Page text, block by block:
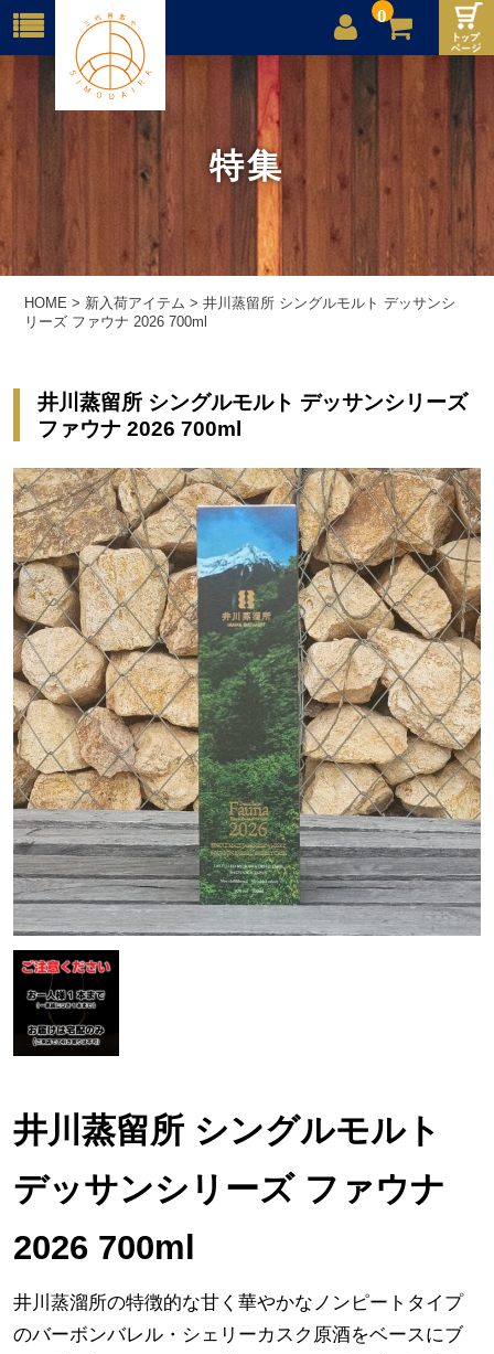
0
店舗案内
ご利用案内
送料
お問合せ
特集
HOME > 新入荷アイテム >井川蒸留所 シングルモルト デッサンシ
リーズ ファウナ 2026 700ml
井川蒸留所 シングルモルト デッサンシリーズ
ファウナ 2026 700ml
井川蒸留所 シングルモルト
デッサンシリーズ ファウナ
2026 700ml
井川蒸溜所の特徴的な甘く華やかなノンピートタイプ
のバーボンバレル・シェリーカスク原酒をベースにブ